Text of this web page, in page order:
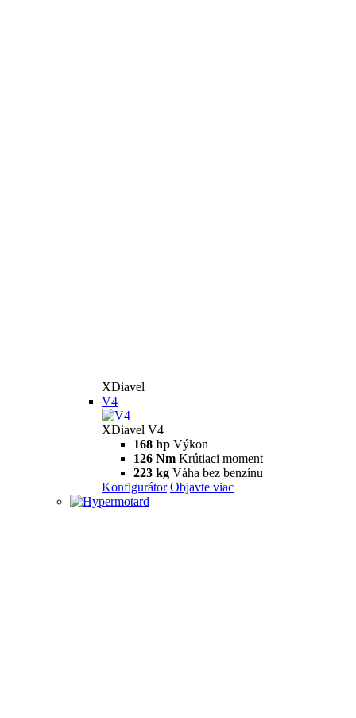
XDiavel
V4
XDiavel V4
168 hp Výkon
126 Nm Krútiaci moment
223 kg Váha bez benzínu
Konfigurátor Objavte viac